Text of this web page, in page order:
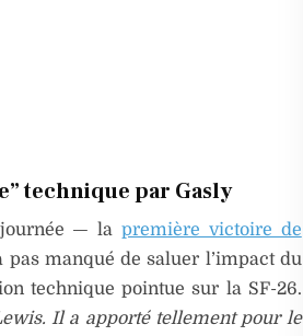
technique par Gasly
journée — lapremière victoire de
pas manqué de saluer l’impact du
technique pointue sur la SF-26.
Il a apporté tellement pour le